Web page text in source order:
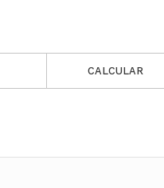
CALCULAR